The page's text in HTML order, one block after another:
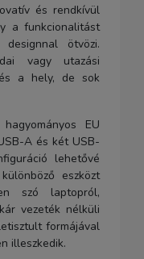
és rendkívül
a funkcionalitást
ötvözi.
vagy utazási
a hely, de sok
EU
A és két USB-
lehetővé
eszközt
szó laptopról,
vezeték nélküli
formájával
illeszkedik.